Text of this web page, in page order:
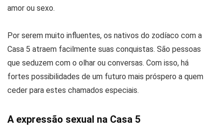
amor ou sexo.
Por serem muito influentes, os nativos do zodíaco com a
Casa 5 atraem facilmente suas conquistas. São pessoas
que seduzem com o olhar ou conversas. Com isso, há
fortes possibilidades de um futuro mais próspero a quem
ceder para estes chamados especiais.
A expressão sexual na Casa 5